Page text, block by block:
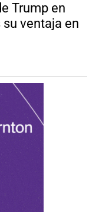
Trump en
su ventaja en